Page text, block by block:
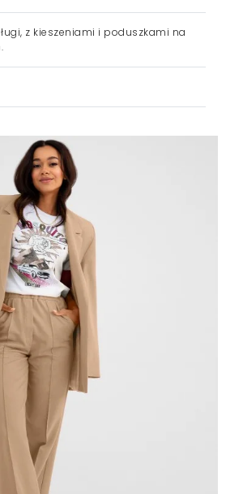
z kieszeniami i poduszkami na